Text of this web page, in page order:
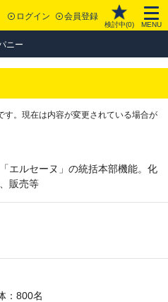
ログイン 会員登録
検討中(0) MENU
ニー
。現在は内容が変更されている場合が
エルセーヌ」の統括本部機能。化
販売等
：800名